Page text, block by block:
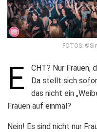
FOTOS:
E
CHT? Nur Frauen,
Da stellt sich
das nicht ein
Frauen auf einmal?
Nein! Es sind nicht nur